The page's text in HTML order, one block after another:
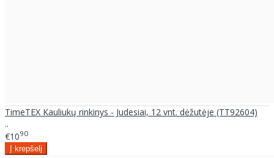
TimeTEX Kauliukų rinkinys - Judesiai, 12 vnt. dėžutėje (TT92604)
..
€1090